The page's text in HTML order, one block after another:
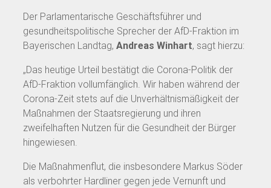
Der Parlamentarische Geschäftsführer und
gesundheitspolitische Sprecher der AfD-Fraktion im
Bayerischen Landtag, Andreas Winhart, sagt hierzu:
„Das heutige Urteil bestätigt die Corona-Politik der
AfD-Fraktion vollumfänglich. Wir haben während der
Corona-Zeit stets auf die Unverhältnismäßigkeit der
Maßnahmen der Staatsregierung und ihren
zweifelhaften Nutzen für die Gesundheit der Bürger
hingewiesen.
Die Maßnahmenflut, die insbesondere Markus Söder
als verbohrter Hardliner gegen jede Vernunft und